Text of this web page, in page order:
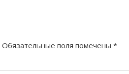
Обязательные поля помечены *